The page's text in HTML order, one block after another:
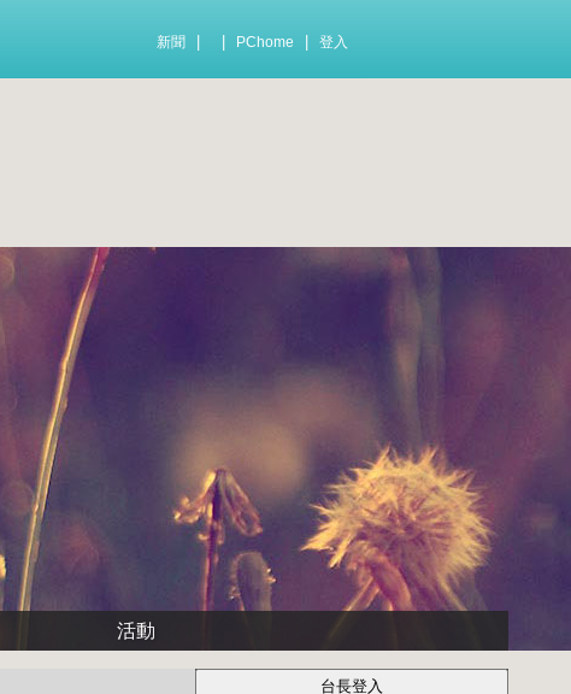
新聞 PChome 登入
活動